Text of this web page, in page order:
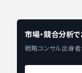
市場・競合分析
戦略コンサル出身